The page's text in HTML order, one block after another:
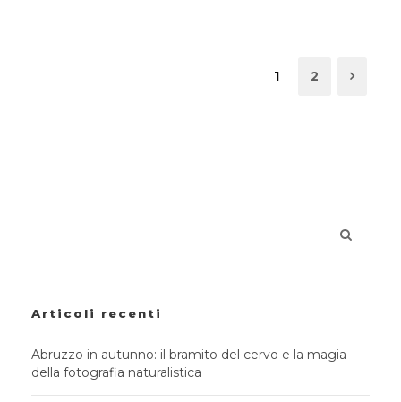
1 2
Articoli recenti
Abruzzo in autunno: il bramito del cervo e la magia
della fotografia naturalistica